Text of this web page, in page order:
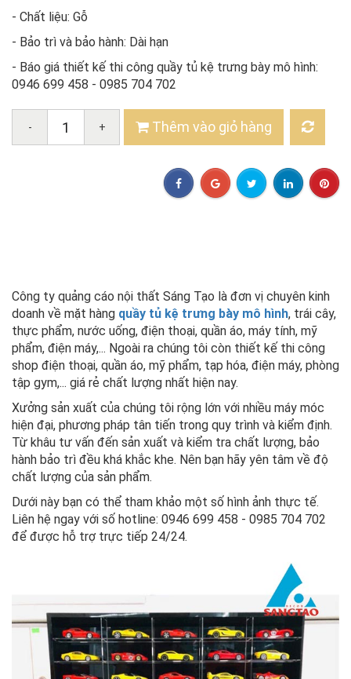
- Chất liệu: Gỗ
- Bảo trì và bảo hành: Dài hạn
- Báo giá thiết kế thi công quầy tủ kệ trưng bày mô hình:
0946 699 458 - 0985 704 702
- + Thêm vào giỏ hàng
Công ty quảng cáo nội thất Sáng Tạo là đơn vị chuyên kinh
doanh về mặt hàng quầy tủ kệ trưng bày mô hình, trái cây,
thực phẩm, nước uống, điện thoại, quần áo, máy tính, mỹ
phẩm, điện máy,... Ngoài ra chúng tôi còn thiết kế thi công
shop điện thoại, quần áo, mỹ phẩm, tạp hóa, điện máy, phòng
tập gym,... giá rẻ chất lượng nhất hiện nay.
Xưởng sản xuất của chúng tôi rộng lớn với nhiều máy móc
hiện đại, phương pháp tân tiến trong quy trình và kiểm định.
Từ khâu tư vấn đến sản xuất và kiểm tra chất lượng, bảo
hành bảo trì đều khá khắc khe. Nên bạn hãy yên tâm về độ
chất lượng của sản phẩm.
Dưới này bạn có thể tham khảo một số hình ảnh thực tế.
Liên hệ ngay với số hotline: 0946 699 458 - 0985 704 702
để được hỗ trợ trực tiếp 24/24.